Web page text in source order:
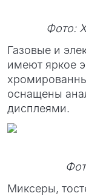
Фото:
Газовые и
имеют яркое
оснащены
дисплеями.
Миксеры,